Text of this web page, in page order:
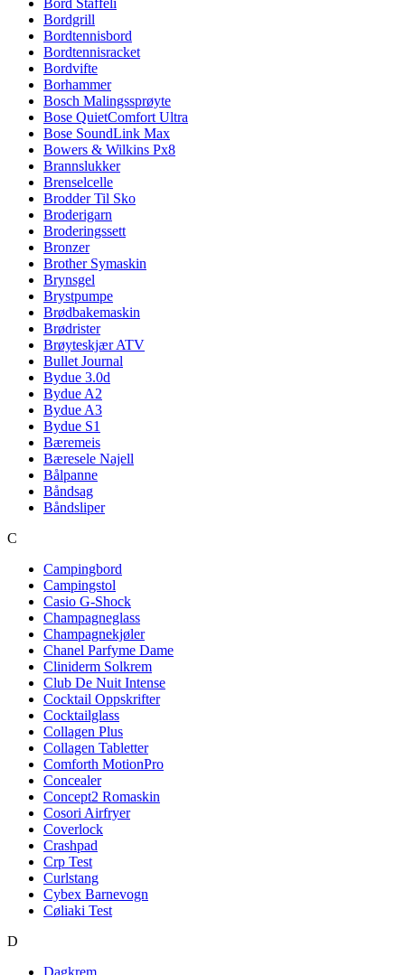
Bord Staffeli
Bordgrill
Bordtennisbord
Bordtennisracket
Bordvifte
Borhammer
Bosch Malingssprøyte
Bose QuietComfort Ultra
Bose SoundLink Max
Bowers & Wilkins Px8
Brannslukker
Brenselcelle
Brodder Til Sko
Broderigarn
Broderingssett
Bronzer
Brother Symaskin
Brynsgel
Brystpumpe
Brødbakemaskin
Brødrister
Brøyteskjær ATV
Bullet Journal
Bydue 3.0d
Bydue A2
Bydue A3
Bydue S1
Bæremeis
Bæresele Najell
Bålpanne
Båndsag
Båndsliper
C
Campingbord
Campingstol
Casio G-Shock
Champagneglass
Champagnekjøler
Chanel Parfyme Dame
Cliniderm Solkrem
Club De Nuit Intense
Cocktail Oppskrifter
Cocktailglass
Collagen Plus
Collagen Tabletter
Comforth MotionPro
Concealer
Concept2 Romaskin
Cosori Airfryer
Coverlock
Crashpad
Crp Test
Curlstang
Cybex Barnevogn
Cøliaki Test
D
Dagkrem